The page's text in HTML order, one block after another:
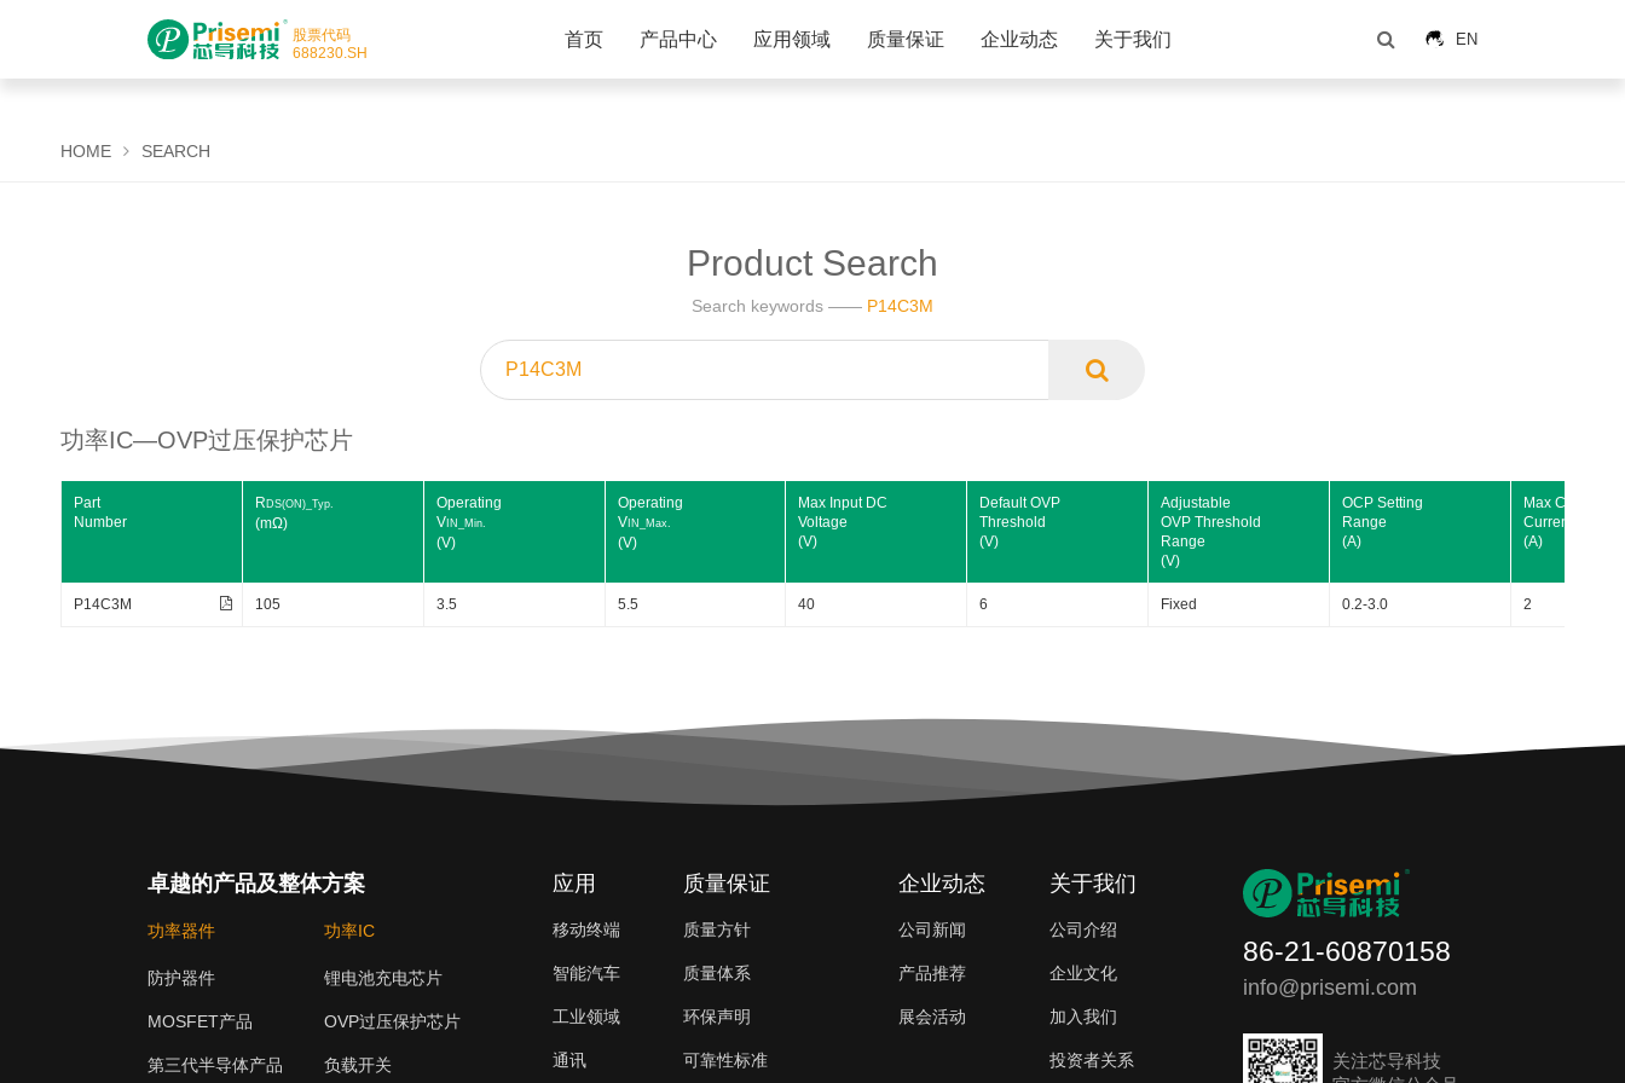
股票代码
688230.SH
首页 产品中心 应用领域 质量保证 企业动态 关于我们 EN
HOME SEARCH
Product Search
Search keywords —— P14C3M
功率IC—OVP过压保护芯片
Part
Number
R
(mΩ)
Operating
V
(V)
Operating
V
(V)
Max Input DC
Voltage
(V)
Default OVP
Threshold
(V)
Adjustable
OVP Threshold
Range
(V)
OCP Setting
Range
(A)
Max Continous
Current
(A)
P14C3M 105 3.5 5.5 40 6 Fixed 0.2-3.0 2
卓越的产品及整体方案
功率器件
防护器件
MOSFET产品
第三代半导体产品
功率IC
锂电池充电芯片
OVP过压保护芯片
负载开关
应用
移动终端
智能汽车
工业领域
通讯
质量保证
质量方针
质量体系
环保声明
可靠性标准
企业动态
公司新闻
产品推荐
展会活动
关于我们
公司介绍
企业文化
加入我们
投资者关系
86-21-60870158
info@prisemi.com
关注芯导科技